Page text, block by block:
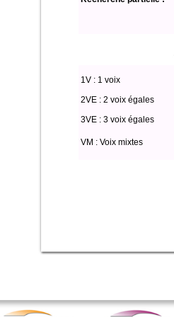
1V : 1 voix
2VE : 2 voix égales
3VE : 3 voix égales
VM : Voix mixtes